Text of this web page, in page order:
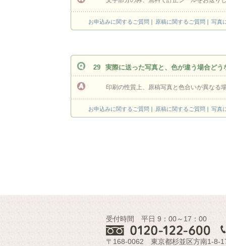
お申込みに関するご質問 原稿に関するご質問 写真
29 実際に送った写真と、色が違う場合どう
印刷の性質上、原稿写真と色合いが異なる
お申込みに関するご質問 原稿に関するご質問 写真
受付時間 平日 9：00～17：00
〒168-0062 東京都杉並区方南1-8-